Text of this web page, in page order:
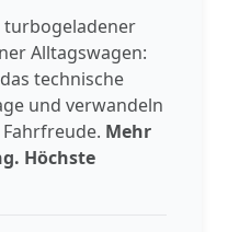
turbogeladener
Alltagswagen:
technische
und verwandeln
Mehr
Höchste